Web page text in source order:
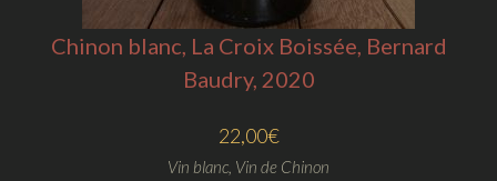
Chinon blanc, La Croix Boissée, Bernard
Baudry, 2020
22,00€
Vin blanc, Vin de Chinon